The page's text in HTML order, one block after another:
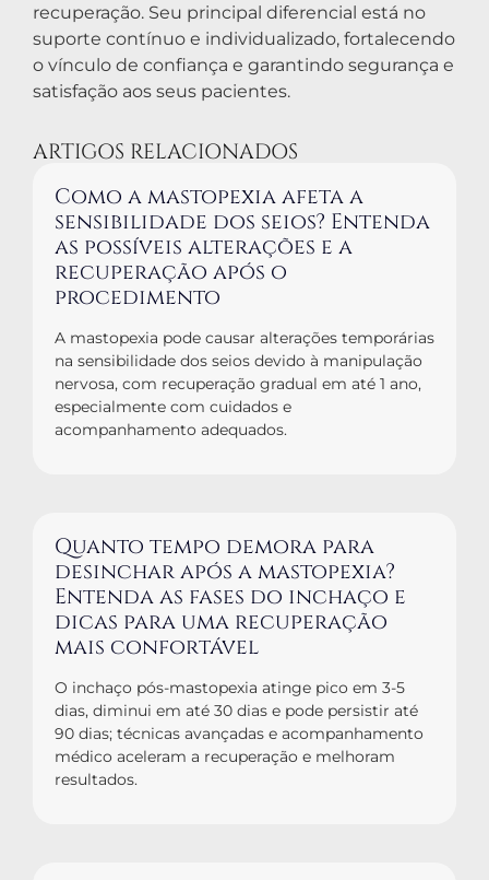
recuperação. Seu principal diferencial está no
suporte contínuo e individualizado, fortalecendo
o vínculo de confiança e garantindo segurança e
satisfação aos seus pacientes.
ARTIGOS RELACIONADOS
Como a mastopexia afeta a
sensibilidade dos seios? Entenda
as possíveis alterações e a
recuperação após o
procedimento
A mastopexia pode causar alterações temporárias
na sensibilidade dos seios devido à manipulação
nervosa, com recuperação gradual em até 1 ano,
especialmente com cuidados e
acompanhamento adequados.
Quanto tempo demora para
desinchar após a mastopexia?
Entenda as fases do inchaço e
dicas para uma recuperação
mais confortável
O inchaço pós-mastopexia atinge pico em 3-5
dias, diminui em até 30 dias e pode persistir até
90 dias; técnicas avançadas e acompanhamento
médico aceleram a recuperação e melhoram
resultados.